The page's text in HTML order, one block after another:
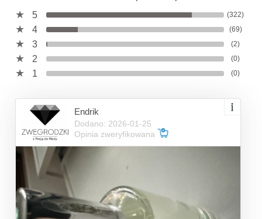
5
(322)
4 (69)
3 (2)
2 (0)
1 (0)
Endrik
Dodano: 2026-01-25
Opinia zweryfikowana